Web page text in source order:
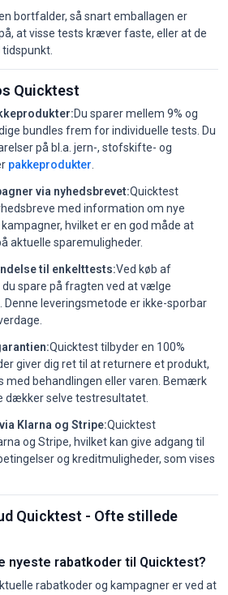
bortfalder, så snart emballagen er
at visse tests kræver faste, eller at de
Quicktest
Du sparer mellem 9% og
bundles frem for individuelle tests. Du
på bl.a. jern-, stofskifte- og
pakkeprodukter
via nyhedsbrevet:Quicktest
med information om nye
hvilket er en god måde at
aktuelle sparemuligheder.
til enkelttests:Ved køb af
spare på fragten ved at vælge
leveringsmetode er ikke-sporbar
Quicktest tilbyder en 100%
giver dig ret til at returnere et produkt,
med behandlingen eller varen. Bemærk
dækker selve testresultatet.
Klarna og Stripe:Quicktest
og Stripe, hvilket kan give adgang til
og kreditmuligheder, som vises
Quicktest - Ofte stillede
nyeste rabatkoder til Quicktest?
rabatkoder og kampagner er ved at